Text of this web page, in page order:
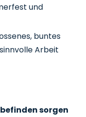
und
buntes
Arbeit
sorgen